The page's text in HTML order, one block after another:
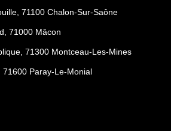
MES ACCÈS
Extranet Gestion
Compte Transaction
71100 Chalon-Sur-Saône
71000 Mâcon
71300 Montceau-Les-Mines
71600 Paray-Le-Monial